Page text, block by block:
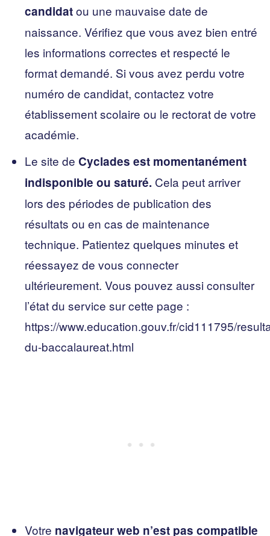
candidatou une mauvaise date de
naissance. Vérifiez que vous avez bien entré
les informations correctes et respecté le
format demandé. Si vous avez perdu votre
numéro de candidat, contactez votre
établissement scolaire ou le rectorat de votre
académie.
Le site de Cyclades est momentanément
indisponible ou saturé. Cela peut arriver
lors des périodes de publication des
résultats ou en cas de maintenance
technique. Patientez quelques minutes et
réessayez de vous connecter
ultérieurement. Vous pouvez aussi consulter
l’état du service sur cette page :
https://www.education.gouv.fr/cid111795/
du-baccalaureat.html
Votre navigateur web n’est pas compatible